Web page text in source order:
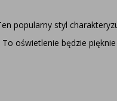
popularny styl
oświetlenie będzie